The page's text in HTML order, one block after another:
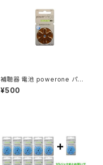
補聴器 電池 powerone パワ
ーワン PR41 (p312)
¥500